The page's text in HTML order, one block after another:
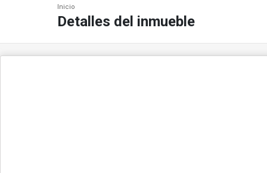
Inicio
Detalles del inmueble